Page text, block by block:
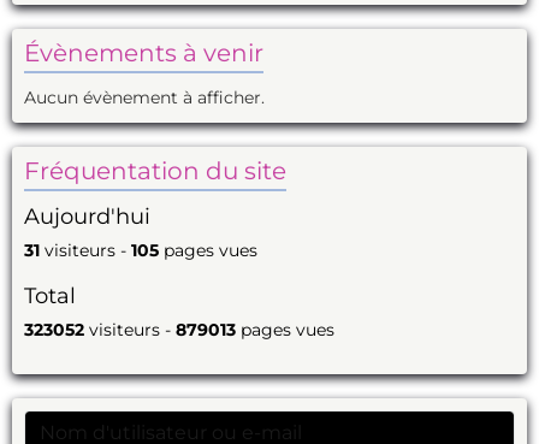
Évènements à venir
Aucun évènement à afficher.
Fréquentation du site
Aujourd'hui
31 visiteurs - 105 pages vues
Total
323052 visiteurs - 879013 pages vues